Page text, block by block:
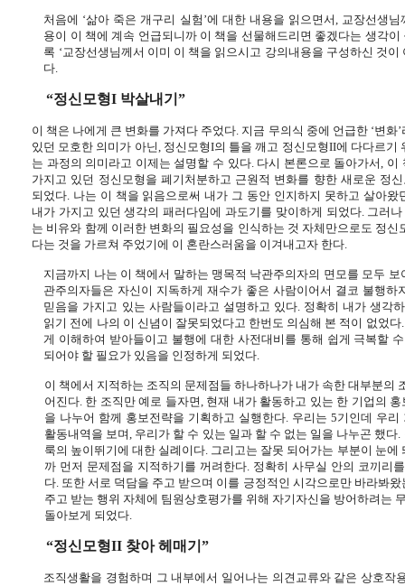
처음에 ‘삶아 죽은 개구리 실험’에 대한 내용을 읽으면서, 교장선생님
용이 이 책에 계속 언급되니까 이 책을 선물해드리면 좋겠다는 생각이
록 ‘교장선생님께서 이미 이 책을 읽으시고 강의내용을 구성하신 것이
다.
“정신모형I 박살내기”
이 책은 나에게 큰 변화를 가져다 주었다. 지금 무의식 중에 언급한 ‘변화
있던 모호한 의미가 아닌, 정신모형I의 틀을 깨고 정신모형II에 다다르기
는 과정의 의미라고 이제는 설명할 수 있다. 다시 본론으로 돌아가서, 이
가지고 있던 정신모형을 폐기처분하고 근원적 변화를 향한 새로운 정
되었다. 나는 이 책을 읽음으로써 내가 그 동안 인지하지 못하고 살아왔
내가 가지고 있던 생각의 패러다임에 과도기를 맞이하게 되었다. 그러
는 비유와 함께 이러한 변화의 필요성을 인식하는 것 자체만으로도 정신
다는 것을 가르쳐 주었기에 이 혼란스러움을 이겨내고자 한다.
지금까지 나는 이 책에서 말하는 맹목적 낙관주의자의 면모를 모두 보
관주의자들은 자신이 지독하게 재수가 좋은 사람이어서 결코 불행하
믿음을 가지고 있는 사람들이라고 설명하고 있다. 정확히 내가 생각
읽기 전에 나의 이 신념이 잘못되었다고 한번도 의심해 본 적이 없었다
게 이해하여 받아들이고 불행에 대한 사전대비를 통해 쉽게 극복할
되어야 할 필요가 있음을 인정하게 되었다.
이 책에서 지적하는 조직의 문제점들 하나하나가 내가 속한 대부분의
어진다. 한 조직만 예로 들자면, 현재 내가 활동하고 있는 한 기업의
을 나누어 함께 홍보전략을 기획하고 실행한다. 우리는 5기인데 우리
활동내역을 보며, 우리가 할 수 있는 일과 할 수 없는 일을 나누곤 했다.
룩의 높이뛰기에 대한 실례이다. 그리고는 잘못 되어가는 부분이 눈에
까 먼저 문제점을 지적하기를 꺼려한다. 정확히 사무실 안의 코끼리
다. 또한 서로 덕담을 주고 받으며 이를 긍정적인 시각으로만 바라봐왔
주고 받는 행위 자체에 팀원상호평가를 위해 자기자신을 방어하려는
돌아보게 되었다.
“정신모형II 찾아 헤매기”
조직생활을 경험하며 그 내부에서 일어나는 의견교류와 같은 상호작